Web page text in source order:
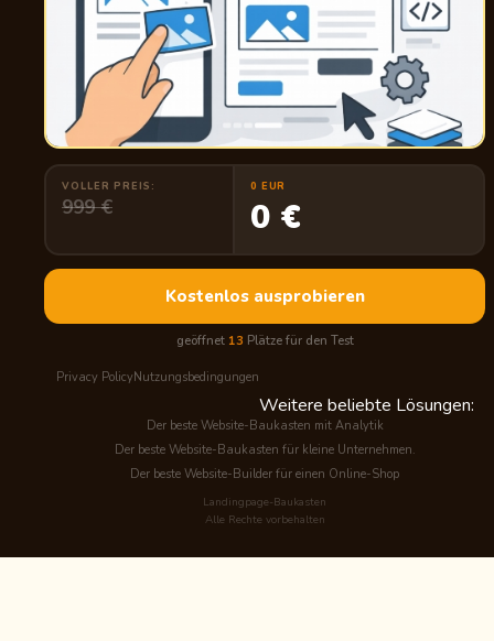
VOLLER PREIS:
999 €
0 EUR
0 €
Kostenlos ausprobieren
geöffnet 13 Plätze für den Test
Privacy PolicyNutzungsbedingungen
Weitere beliebte Lösungen:
Der beste Website-Baukasten mit Analytik
Der beste Website-Baukasten für kleine Unternehmen.
Der beste Website-Builder für einen Online-Shop
Landingpage-Baukasten
Alle Rechte vorbehalten